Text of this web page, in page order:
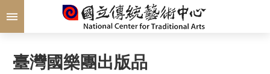
跳到主要內容區塊
臺灣國樂團出版品